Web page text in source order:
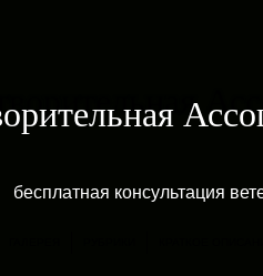
бесплатная консультация